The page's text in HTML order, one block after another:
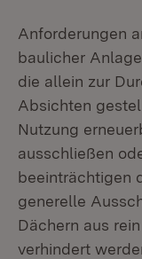
Anforderungen
baulicher
die allein zur
Absichten
Nutzung
ausschließen
beeinträchtigen
generelle
Dächern aus
verhindert